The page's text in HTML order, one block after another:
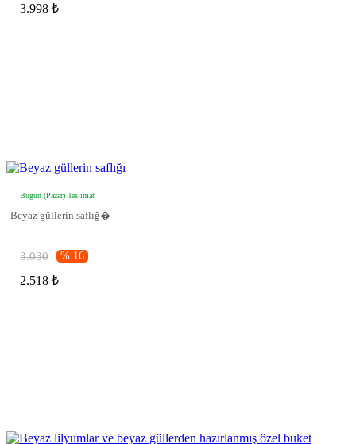
3.998 ₺
Bugün (Pazar) Teslimat
Beyaz güllerin saflığ�
3.030 % 16
2.518 ₺